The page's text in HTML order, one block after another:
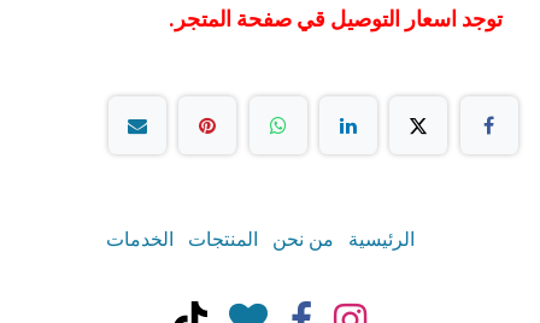
توجد اسعار التوصيل قي صفحة المتجر.
الرئيسية من نحن المنتجات الخدمات